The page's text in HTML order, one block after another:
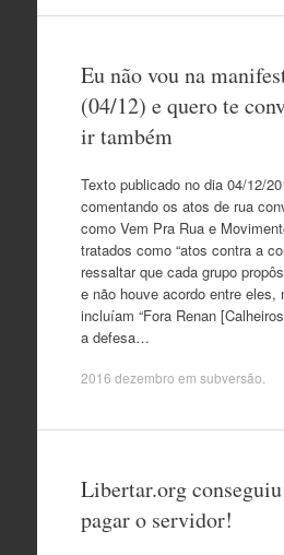
Eu não vou na
(04/12) e quero te
ir também
Texto publicado no dia 04/12/
comentando os atos de rua
como Vem Pra Rua e
tratados como “atos contra a
ressaltar que cada grupo
e não houve acordo entre eles,
incluíam “Fora Renan
a defesa…
2016 dezembro em subversão
Libertar.org
pagar o servidor!